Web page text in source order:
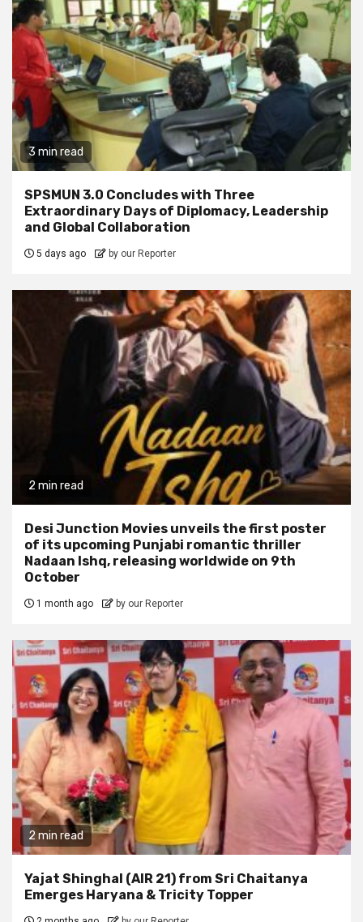
3 min read
SPSMUN 3.0 Concludes with Three
Extraordinary Days of Diplomacy, Leadership
and Global Collaboration
5 days ago by our Reporter
2 min read
Desi Junction Movies unveils the first poster
of its upcoming Punjabi romantic thriller
Nadaan Ishq, releasing worldwide on 9th
October
1 month ago by our Reporter
2 min read
Yajat Shinghal (AIR 21) from Sri Chaitanya
Emerges Haryana & Tricity Topper